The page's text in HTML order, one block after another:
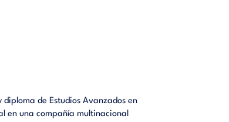
de Estudios Avanzados en
en una compañía multinacional